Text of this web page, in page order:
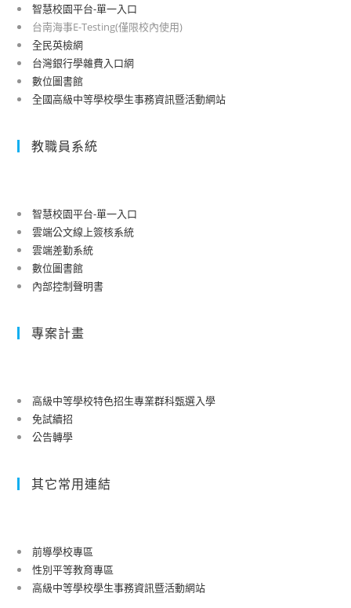
智慧校園平台-單一入口
台南海事E-Testing(僅限校內使用)
全民英檢網
台灣銀行學雜費入口網
數位圖書館
全國高級中等學校學生事務資訊暨活動網站
教職員系統
智慧校園平台-單一入口
雲端公文線上簽核系統
雲端差勤系統
數位圖書館
內部控制聲明書
專案計畫
高級中等學校特色招生專業群科甄選入學
免試續招
公告轉學
其它常用連結
前導學校專區
性別平等教育專區
高級中等學校學生事務資訊暨活動網站